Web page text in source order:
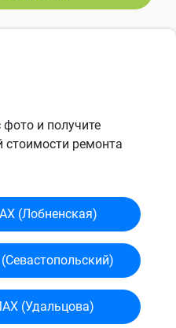
и получите
стоимости ремонта
(Лобненская)
(Удальцова)